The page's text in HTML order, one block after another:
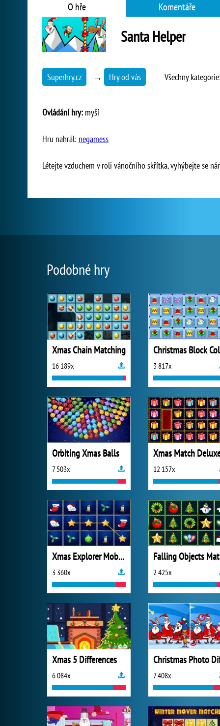
O hře Komentáře
Santa Helper
Superhry.cz → Hry od vás Všechny
Ovládání hry: myší
Hru nahrál: negamess
Létejte vzduchem v roli vánočního skřítka, vyhýbejte se
Podobné hry
Xmas Chain Matching
16 189x 3 817x
Orbiting Xmas Balls
7 503x
Xmas Match
12 157x
Xmas Explorer Mobile
3 360x 2 425x
Xmas 5 Differences
6 084x 7 408x